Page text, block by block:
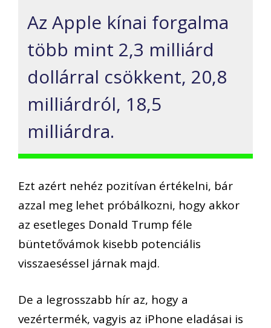
Az Apple kínai forgalma
több mint 2,3 milliárd
dollárral csökkent, 20,8
milliárdról, 18,5
milliárdra.
Ezt azért nehéz pozitívan értékelni, bár
azzal meg lehet próbálkozni, hogy akkor
az esetleges Donald Trump féle
büntetővámok kisebb potenciális
visszaeséssel járnak majd.
De a legrosszabb hír az, hogy a
vezértermék, vagyis az iPhone eladásai is